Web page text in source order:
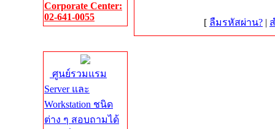
Corporate Center:
02-641-0055
ศูนย์รวมแรม
Server และ
Workstation ชนิด
ต่าง ๆ สอบถามได้
[ ลืมรหัสผ่าน? |